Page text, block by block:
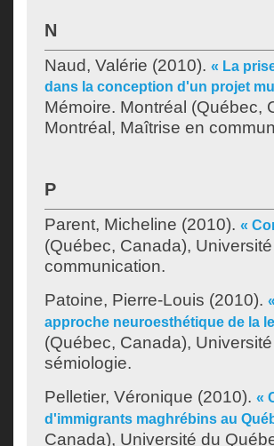
N
Naud, Valérie (2010). « La
dans la conception d'un projet
Mémoire. Montréal (Québec,
Montréal, Maîtrise en
P
Parent, Micheline (2010). «
(Québec, Canada),
communication.
Patoine, Pierre-Louis (2010).
approche neuroesthétique de la
(Québec, Canada),
sémiologie.
Pelletier, Véronique (2010). «
d'immigrants maghrébins au
Canada), Université du